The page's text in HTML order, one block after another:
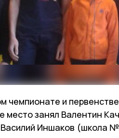
чемпионате и
место занял Валентин
Иншаков (школа